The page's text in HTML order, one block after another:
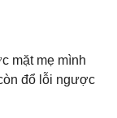
mặt mẹ mình
đổ lỗi ngược